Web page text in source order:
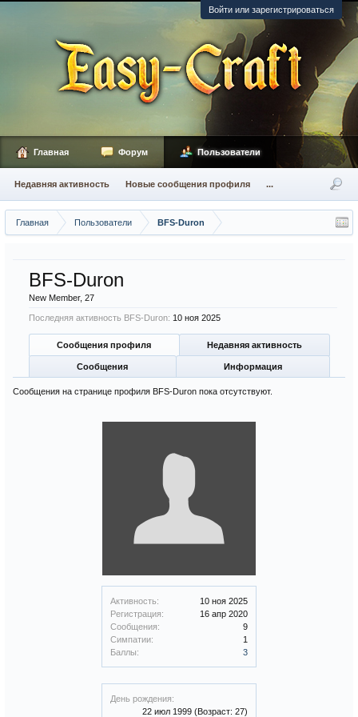
Войти или зарегистрироваться
Главная Пользователи BFS-Duron
Активность:
10 ноя 2025
Регистрация:
16 апр 2020
Сообщения:
9
Симпатии:
1
Баллы:
3
День рождения:
22 июл 1999 (Возраст: 27)
BFS-Duron
New Member, 27
Последняя активность BFS-Duron: 10 ноя 2025
Сообщения профиля Недавняя активность
Сообщения Информация
Сообщения на странице профиля BFS-Duron пока отсутствуют.
Главная Форум Пользователи
Недавняя активность Новые сообщения профиля ...